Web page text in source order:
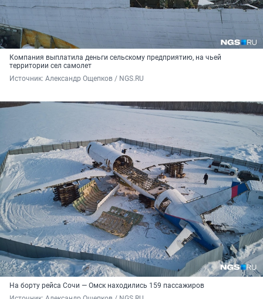
Компания выплатила деньги сельскому предприятию, на чьей
территории сел самолет
Источник: Александр Ощепков / NGS.RU
На борту рейса Сочи — Омск находились 159 пассажиров